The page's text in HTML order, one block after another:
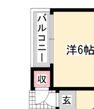
ファミリー物件
ペットOK物件
保証人不要物件